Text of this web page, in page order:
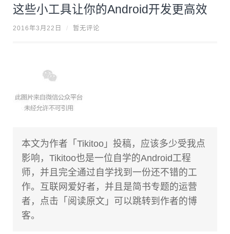
这些小工具让你的Android开发更高效
2016年3月22日 / 暂无评论
本文为作者「Tikitoo」投稿，应该多少受我点
影响，Tikitoo也是一位自学的Android工程
师，并且完全通过自学找到一份还不错的工
作。互联网爱好者，并且是简书专题的运营
者，点击「阅读原文」可以跳转到作者的博
客。